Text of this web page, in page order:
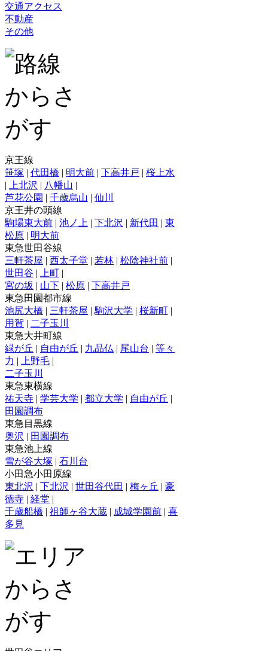
交通アクセス
不動産
その他
京王線
笹塚 | 代田橋 | 明大前 | 下高井戸 | 桜上水
|
上北沢 | 八幡山 |
芦花公園 | 千歳烏山 | 仙川
京王井の頭線
駒場東大前 | 池ノ上 | 下北沢 | 新代田 | 東
松原 | 明大前
東急世田谷線
三軒茶屋 | 西太子堂 | 若林 | 松陰神社前 |
世田谷 | 上町 |
宮の坂 | 山下 | 松原 | 下高井戸
東急田園都市線
池尻大橋 | 三軒茶屋 | 駒沢大学 | 桜新町 |
用賀 | 二子玉川
東急大井町線
緑が丘 | 自由が丘 | 九品仏 | 尾山台 | 等々
力 | 上野毛 |
二子玉川
東急東横線
祐天寺 | 学芸大学 | 都立大学 | 自由が丘 |
田園調布
東急目黒線
奥沢 | 田園調布
東急池上線
雪が谷大塚 | 石川台
小田急小田原線
東北沢 | 下北沢 | 世田谷代田 | 梅ヶ丘 | 豪
徳寺 | 経堂 |
千歳船橋 | 祖師ヶ谷大蔵 | 成城学園前 | 喜
多見